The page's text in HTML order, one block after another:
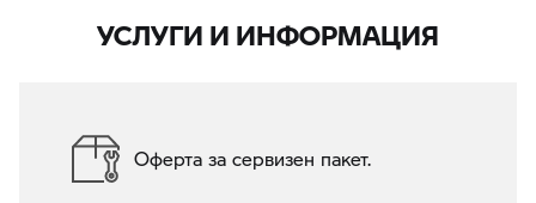
УСЛУГИ И ИНФОРМАЦИЯ
Оферта за сервизен пакет.